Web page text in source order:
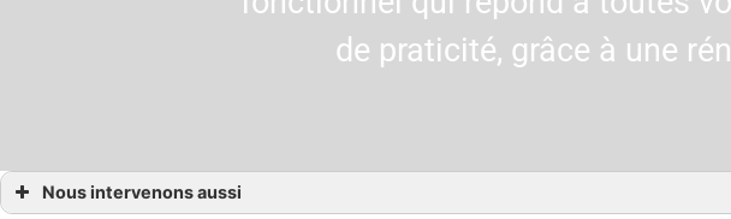
de praticité, grâce à une
Nous intervenons aussi